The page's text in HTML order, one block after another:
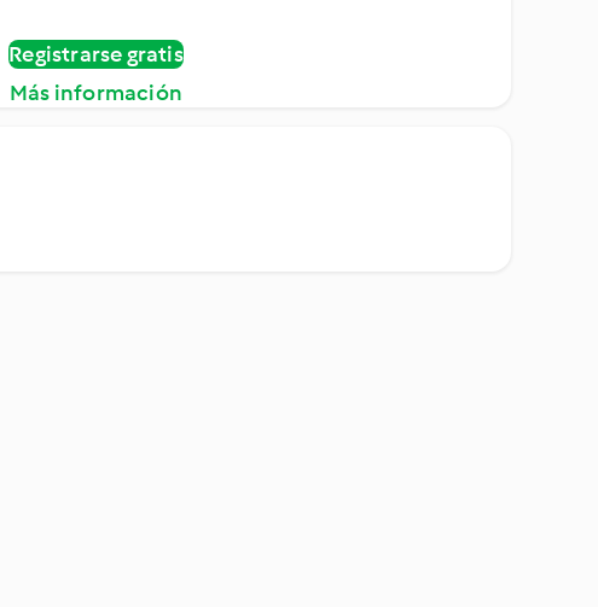
Registrarse gratis
Más información